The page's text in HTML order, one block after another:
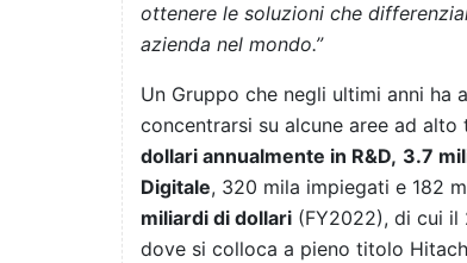
ottenere le soluzioni che
azienda nel mondo.”
Un Gruppo che negli ultimi anni ha
concentrarsi su alcune aree ad
dollari annualmente in R&D, 3.7
Digitale, 320 mila impiegati e 182
miliardi di dollari (FY2022), di cui il
dove si colloca a pieno titolo